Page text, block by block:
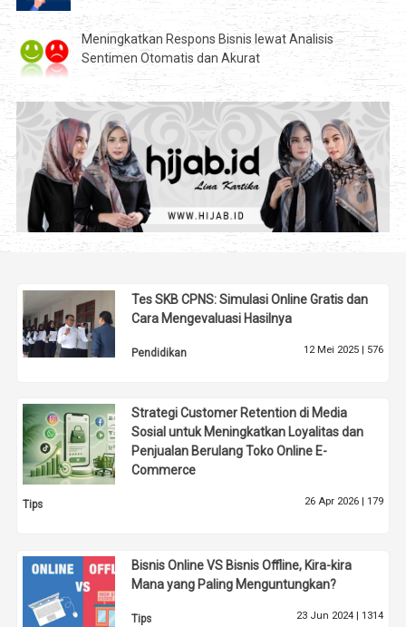
Meningkatkan Respons Bisnis lewat Analisis
Sentimen Otomatis dan Akurat
Tes SKB CPNS: Simulasi Online Gratis dan
Cara Mengevaluasi Hasilnya
Pendidikan 12 Mei 2025 | 576
Strategi Customer Retention di Media
Sosial untuk Meningkatkan Loyalitas dan
Penjualan Berulang Toko Online E-
Commerce
Tips 26 Apr 2026 | 179
Bisnis Online VS Bisnis Offline, Kira-kira
Mana yang Paling Menguntungkan?
Tips 23 Jun 2024 | 1314